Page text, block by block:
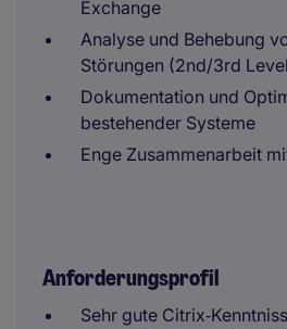
Exchange
Analyse und Behebung
Störungen (2nd/3rd
Dokumentation und
bestehender Systeme
Enge Zusammenarbeit
Anforderungsprofil
Sehr gute